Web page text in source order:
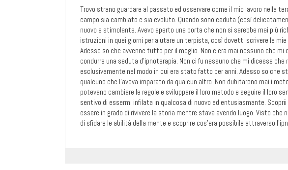
Trovo strano guardare al passato ed osservare come il mio lavoro nella
campo sia cambiato e sia evoluto. Quando sono caduta (così
nuovo e stimolante. Avevo aperto una porta che non si sarebbe mai più
istruzioni in quei giorni per aiutare un terpista, così dovetti scrivere le
Adesso so che avvenne tutto per il meglio. Non c’era mai nessuno che
condurre una seduta d’ipnoterapia. Non ci fu nessuno che mi dicesse
esclusivamente nel modo in cui era stato fatto per anni. Adesso so che
qualcuno che l’aveva imparato da qualcun altro. Non dubitarono mai i
potevano cambiare le regole e sviluppare il loro metodo e seguire il loro
sentivo di essermi infilata in qualcosa di nuovo ed entusiasmante.
essere in grado di rivivere la storia mentre stava avendo luogo. Visto che
di sfidare le abilità della mente e scoprire cos’era possibile attraverso